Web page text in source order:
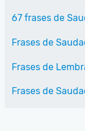
67 frases de
Frases de
Frases de
Frases de